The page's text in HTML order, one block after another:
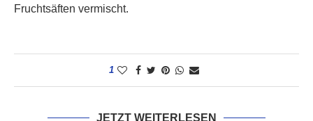
Fruchtsäften vermischt.
1
JETZT WEITERLESEN